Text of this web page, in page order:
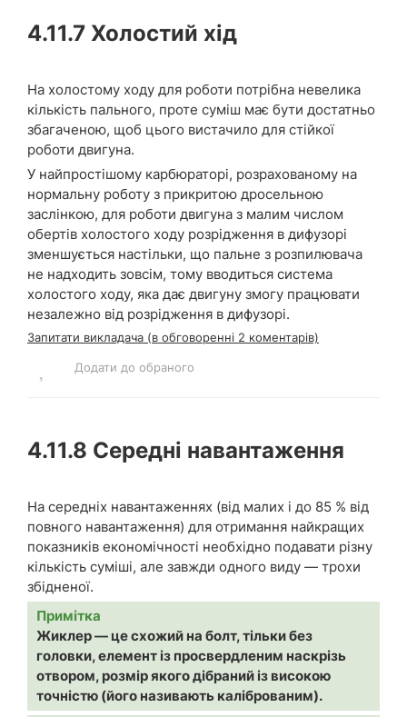
4.11.7 Холостий хід
На холостому ходу для роботи потрібна невелика
кількість пального, проте суміш має бути достатньо
збагаченою, щоб цього вистачило для стійкої
роботи двигуна.
У найпростішому карбюраторі, розрахованому на
нормальну роботу з прикритою дросельною
заслінкою, для роботи двигуна з малим числом
обертів холостого ходу розрідження в дифузорі
зменшується настільки, що пальне з розпилювача
не надходить зовсім, тому вводиться система
холостого ходу, яка дає двигуну змогу працювати
незалежно від розрідження в дифузорі.
Запитати викладача (в обговоренні 2 коментарів)
Додати до обраного
4.11.8 Середні навантаження
На середніх навантаженнях (від малих і до 85 % від
повного навантаження) для отримання найкращих
показників економічності необхідно подавати різну
кількість суміші, але завжди одного виду — трохи
збідненої.
Примітка
Жиклер — це схожий на болт, тільки без
головки, елемент із просвердленим наскрізь
отвором, розмір якого дібраний із високою
точністю (його називають каліброваним).